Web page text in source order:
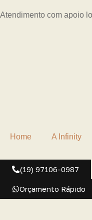
Atendimento com apoio
Home A Infinity
(19) 97106-0987
Orçamento Rápido